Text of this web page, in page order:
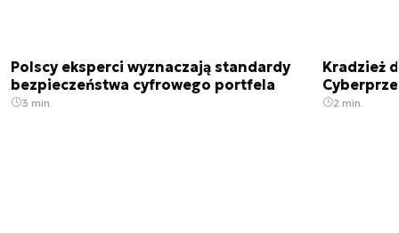
Polscy eksperci wyznaczają standardy
bezpieczeństwa cyfrowego portfela
3 min.
Kradzież
2 min.